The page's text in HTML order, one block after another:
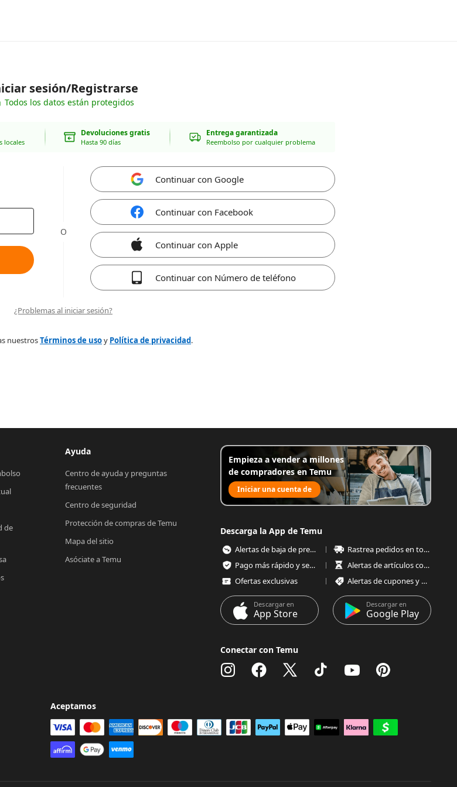
sesión/Registrarse
Todos los datos están protegidos
locales
Devoluciones gratis
Hasta 90 días
Entrega garantizada
Reembolso por cualquier problema
O
Continuar con Google
Continuar con Facebook
Continuar con Apple
Continuar con Número de teléfono
¿Problemas al iniciar sesión?
nuestrosTérminos de usoy Política de privacidad.
de
Ayuda
Centro de ayuda y preguntas
frecuentes
Centro de seguridad
Protección de compras de Temu
Mapa del sitio
Asóciate a Temu
Empieza a vender a millones
de compradores en Temu
Iniciar una cuenta de
venta
Descarga la App de Temu
Alertas de baja de precios
Rastrea pedidos en todo momento
Pago más rápido y seguro
Alertas de artículos con poco stock
Ofertas exclusivas
Alertas de cupones y ofertas
Descargar en
App Store
Descargar en
Google Play
Conectar con Temu
Aceptamos